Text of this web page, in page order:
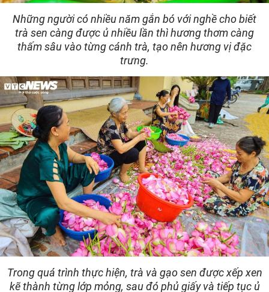
Những người có nhiều năm gắn bó với nghề cho biết
trà sen càng được ủ nhiều lần thì hương thơm càng
thấm sâu vào từng cánh trà, tạo nên hương vị đặc
trưng.
Trong quá trình thực hiện, trà và gạo sen được xếp xen
kẽ thành từng lớp mỏng, sau đó phủ giấy và tiếp tục ủ